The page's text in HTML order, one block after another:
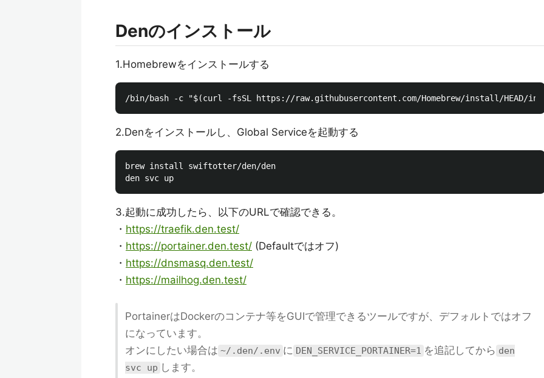
Denのインストール
1.Homebrewをインストールする
2.Denをインストールし、Global Serviceを起動する
brew install swiftotter/den/den
3.起動に成功したら、以下のURLで確認できる。
・ https://traefik.den.test/
・ https://portainer.den.test/ (Defaultではオフ)
・ https://dnsmasq.den.test/
・ https://mailhog.den.test/
PortainerはDockerのコンテナ等をGUIで管理できるツールですが、デフォルトではオフ
になっています。
オンにしたい場合は ~/.den/.env に DEN_SERVICE_PORTAINER=1 を追記してから den
svc up します。